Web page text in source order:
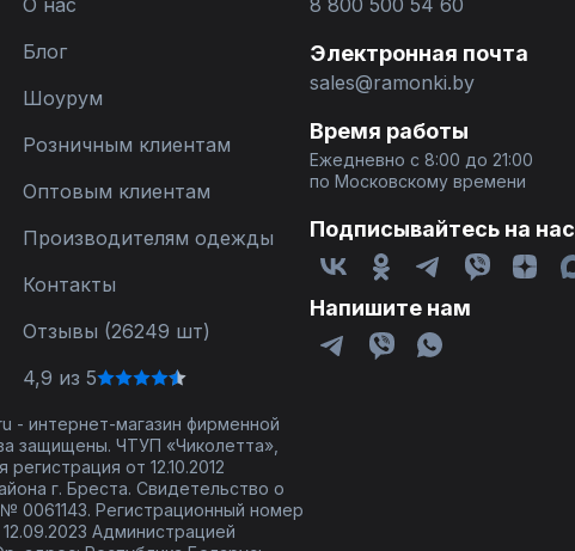
О нас
Блог
Шоурум
Розничным клиентам
Оптовым клиентам
Производителям одежды
Контакты
Отзывы (26249 шт)
4,9 из 5
8 800 500 54 60
Электронная почта
sales@ramonki.by
Время работы
Ежедневно с 8:00 до 21:00
по Московскому времени
Подписывайтесь на нас
Напишите нам
- интернет-магазин фирменной
защищены. ЧТУП «Чиколетта»,
от 12.10.2012
г. Бреста. Свидетельство о
0061143. Регистрационный номер
Администрацией